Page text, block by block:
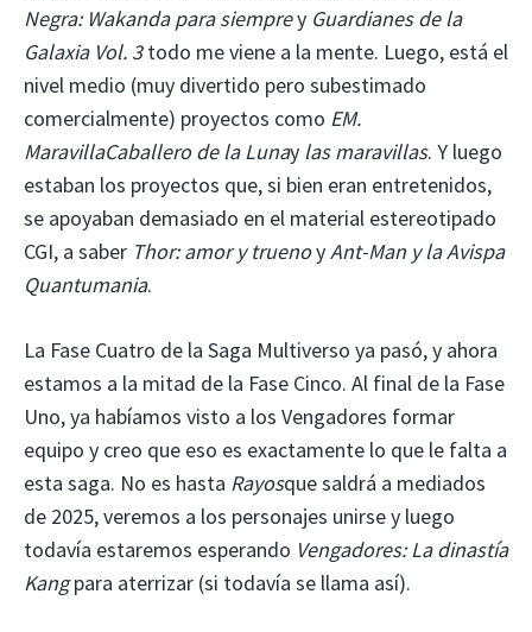
Negra: Wakanda para siemprey Guardianes de la
Galaxia Vol. 3todo me viene a la mente. Luego, está el
nivel medio (muy divertido pero subestimado
comercialmente) proyectos como EM.
MaravillaCaballero de la Lunay las maravillas. Y luego
estaban los proyectos que, si bien eran entretenidos,
se apoyaban demasiado en el material estereotipado
CGI, a saber Thor: amor y truenoyAnt-Man y la Avispa
Quantumania.
La Fase Cuatro de la Saga Multiverso ya pasó, y ahora
estamos a la mitad de la Fase Cinco. Al final de la Fase
Uno, ya habíamos visto a los Vengadores formar
equipo y creo que eso es exactamente lo que le falta a
esta saga. No es hasta Rayosque saldrá a mediados
de 2025, veremos a los personajes unirse y luego
todavía estaremos esperando Vengadores: La dinastía
Kangpara aterrizar (si todavía se llama así).